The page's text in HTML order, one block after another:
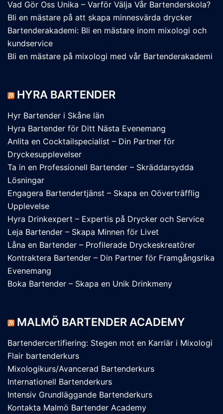
Vad Gör Oss Unika – Varför Välja Vår Bartenderskola?
Bli en mästare på att skapa minnesvärda drycker
Bartenderakademi: Bli en mästare inom mixologi och
kundservice
Bli en mästare på mixologi med vår Bartenderakademi
HYRA BARTENDER
Hyr Bartender i Skåne län
Hyra Bartender för Ditt Nästa Evenemang
Anlita en Cocktailspecialist – Din Partner för
Dryckesupplevelser
Ta in en Professionell Bartender – Skräddarsydda
Lösningar
Engagera Bartendertjänst – Skapa en Oöverträfflig
Upplevelse
Hyra Drinkexpert – Expertis på Drycker och Service
Leja Bartender – Skapa Minnen för Livet
Låna en Bartender – Profilerade Dryckeskreatörer
Kontraktera Bartender – Din Partner för Framgångsrika
Evenemang
Boka Bartender – Skapa en Unik Drinkmeny
MALMÖ BARTENDER ACADEMY
Bartendercertifiering: Stegen mot en Karriär i Mixologi
Flair bartenderkurs
Mixologikurs/Avancerad Bartenderkurs
Internationell Bartenderkurs
Intensiv Grundläggande Bartenderkurs
Kontakta Malmö Bartender Academy